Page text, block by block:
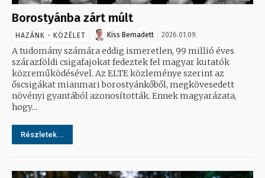
Borostyánba zárt múlt
HAZÁNK - KÖZÉLET Kiss Bernadett 2026.01.09.
A tudomány számára eddig ismeretlen, 99 millió éves
szárazföldi csigafajokat fedeztek fel magyar kutatók
közreműködésével. Az ELTE közleménye szerint az
őscsigákat mianmari borostyánkőből, megkövesedett
növényi gyantából azonosították. Ennek magyarázata,
hogy...
Részletek...